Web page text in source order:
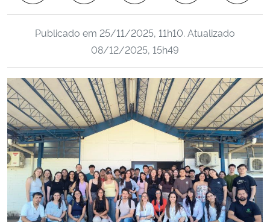
Ministério do Desenvolvimento Regional
Controladoria-Geral da União
Ministério da Mulher, da Família e dos Direitos Humanos
Secretaria-Geral
Secretaria de Governo
Publicado em 25/11/2025, 11h10. Atualizado
08/12/2025, 15h49